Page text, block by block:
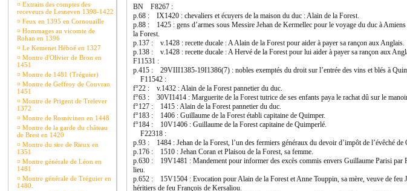
¤ Extraits des comptes des
receveurs de Lesneven 1398-1422
¤ Feux en 1395 en Cornouaille
¤ Hommages au vicomte de
Rohan en 1396
¤ Le Kemenet Héboé en 1327
¤ Montre d'Olivier de Bron en
1451
¤ Montre de 1481 (Tréguier)
¤ Montre de Geffroy de Couvran
1451
¤ Montre de Prigent de Trelever
1372
¤ Montre de Rosnivinen en 1448
¤ Montre de la garde du château
de Brest en 1420
¤ Montre du sire de Rieux en
1351
¤ Montre générale de Léon en
1481
¤ Montre générale de Tréguier en
1480.
BN F8267 :
p.68 : IX1420 : chevaliers et écuyers de la maison du duc : Alain de la Forest.
p.88 : 1425 : gens d’armes sous Messire Jehan de Kermellec pour le voyage du duc à
la Forest.
p.137 : v.1428 : recette ducale : A Alain de la Forest pour aider à payer sa rançon aux Anglais.
p.138 : v.1428 : recette ducale : A Hervé de la Forest pour lui aider à payer sa rançon aux
F11531 :
p.415 : 29VIII1385-19I1386(7) : nobles exemptés du droit sur l’entrée des vins et blés à
F11542 :
f°22 : v.1432 : Alain de la Forest pannetier du duc.
f°63 : 30VI1414 : Marguerite de la Forest tutrice de ses enfants paya le rachat dû sur le
f°127 : 1415 : Alain de la Forest pannetier du duc.
f°183 : 1406 : Guillaume de la Forest établi capitaine de Quimper.
f°184 : 10V1406 : Guillaume de la Forest capitaine de Quimperlé.
F22318 :
p.93 : 1484 : Jehan de la Forest, l’un des fermiers généraux du devoir d’impôt de l’évêché de
p.176 : 1510 : Jehan Coran et Plaisou de la Forest, sa femme.
p.630 : 19V1481 : Mandement pour informer des excès commis envers Guillaume Parisi par
lieu.
p.652 : 15V1504 : Evocation pour Alain de la Forest et Anne Touppin, sa mère, veuve de feu
héritiers de feu François de Kersaliou.